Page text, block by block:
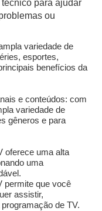
para ajudar
ou
variedade de
esportes,
benefícios da
e conteúdos: com
variedade de
gêneros e para
oferece uma alta
uma
permite que você
assistir,
de TV.